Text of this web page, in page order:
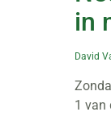
in
David
1 van